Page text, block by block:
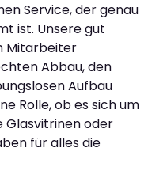
Service, der genau
ist. Unsere gut
Mitarbeiter
Abbau, den
Aufbau
Rolle, ob es sich um
Glasvitrinen oder
für alles die